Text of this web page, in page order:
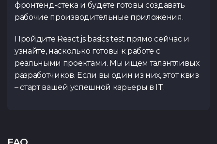
фронтенд-стека и будете готовы создавать
рабочие производительные приложения.
Пройдите React.js basics test прямо сейчас и
узнайте, насколько готовы к работе с
реальными проектами. Мы ищем талантливых
разработчиков. Если вы один из них, этот квиз
– старт вашей успешной карьеры в IT.